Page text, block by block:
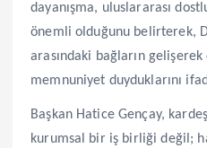
dayanışma, uluslararası
önemli olduğunu belirterek,
arasındaki bağların
memnuniyet duyduklarını
Başkan Hatice Gençay,
kurumsal bir iş birliği değil;